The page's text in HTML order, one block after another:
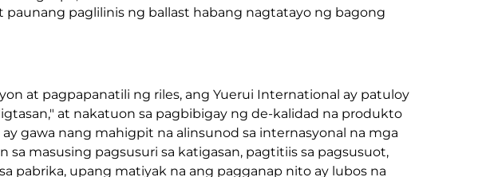
paunang paglilinis ng ballast habang nagtatayo ng bagong
at pagpapanatili ng riles, ang Yuerui International ay patuloy
at nakatuon sa pagbibigay ng de-kalidad na produkto
gawa nang mahigpit na alinsunod sa internasyonal na mga
masusing pagsusuri sa katigasan, pagtitiis sa pagsusuot,
pabrika, upang matiyak na ang pagganap nito ay lubos na